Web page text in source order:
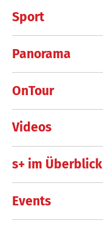
Sport
Panorama
OnTour
Videos
s+ im Überblick
Events